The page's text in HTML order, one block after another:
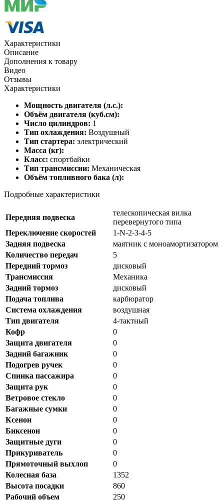
Характеристики
Описание
Дополнения к товару
Видео
Отзывы
Характеристики
Мощность двигателя (л.с.):
Объём двигателя (куб.см):
Число цилиндров: 1
Тип охлаждения: Воздушный
Тип стартера: электрический
Масса (кг):
Класс: спортбайки
Тип трансмиссии: Механическая
Объём топливного бака (л):
Подробные характеристики
Передняя подвеска
телескопическая вилка
перевернутого типа
Переключение скоростей
1-N-2-3-4-5
Задняя подвеска
маятник с моноамортизатором
Количество передач
5
Передний тормоз
дисковый
Трансмиссия
Механика
Задний тормоз
дисковый
Подача топлива
карбюратор
Система охлаждения
воздушная
Тип двигателя
4-тактный
Кофр
0
Защита двигателя
0
Задний багажник
0
Подогрев ручек
0
Спинка пассажира
0
Защита рук
0
Ветровое стекло
0
Багажные сумки
0
Ксенон
0
Биксенон
0
Защитные дуги
0
Прикуриватель
0
Прямоточный выхлоп
0
Колесная база
1352
Высота посадки
860
Рабочий объем
250